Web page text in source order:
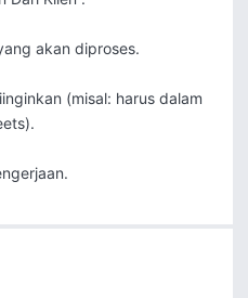
akan diproses.
(misal: harus dalam